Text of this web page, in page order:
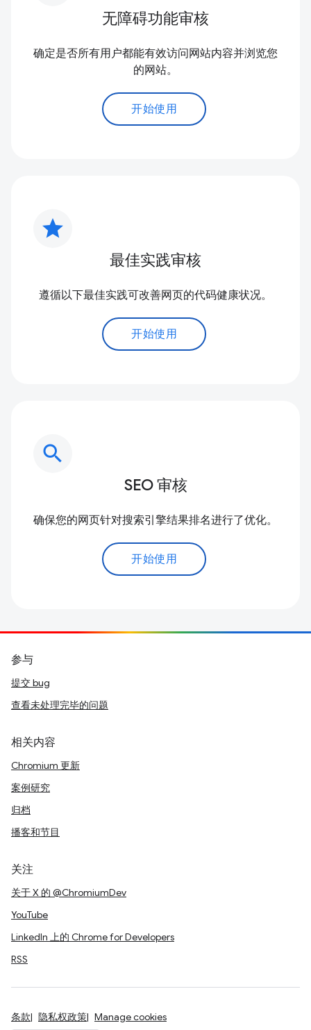
无障碍功能审核
确定是否所有用户都能有效访问网站内容并浏览您
的网站。
开始使用
star
最佳实践审核
遵循以下最佳实践可改善网页的代码健康状况。
开始使用
search
SEO 审核
确保您的网页针对搜索引擎结果排名进行了优化。
开始使用
参与
提交 bug
查看未处理完毕的问题
相关内容
Chromium 更新
案例研究
归档
播客和节目
关注
关于 X 的 @ChromiumDev
YouTube
LinkedIn 上的 Chrome for Developers
RSS
条款 隐私权政策 Manage cookies